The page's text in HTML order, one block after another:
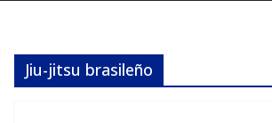
Jiu-jitsu brasileño